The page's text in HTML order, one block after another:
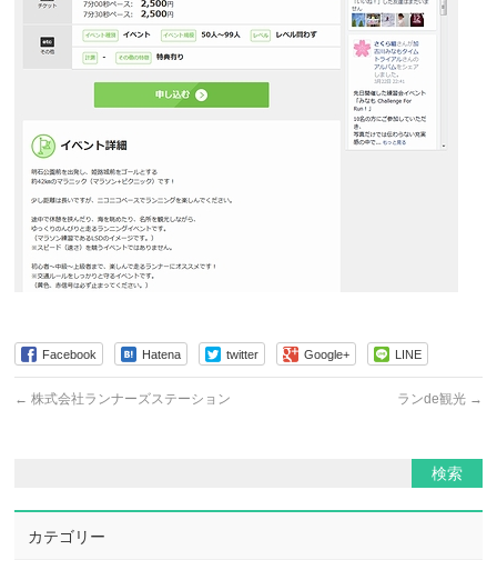
Facebook Hatena twitter Google+ LINE
← 株式会社ランナーズステーション ランde観光 →
カテゴリー